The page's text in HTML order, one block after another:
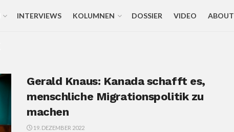
INTERVIEWS KOLUMNEN DOSSIER VIDEO ABOUT
Gerald Knaus: Kanada schafft es,
menschliche Migrationspolitik zu
machen
19. DEZEMBER 2022